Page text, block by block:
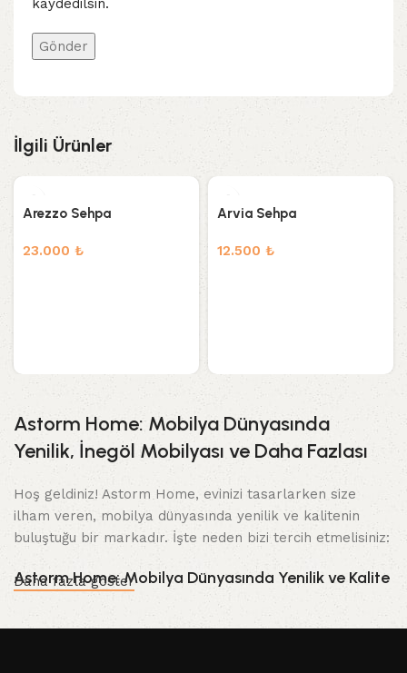
kaydedilsin.
İlgili Ürünler
Arezzo Sehpa
23.000 ₺
Arvia Sehpa
12.500 ₺
Astorm Home: Mobilya Dünyasında
Yenilik, İnegöl Mobilyası ve Daha Fazlası
Hoş geldiniz! Astorm Home, evinizi tasarlarken size
ilham veren, mobilya dünyasında yenilik ve kalitenin
buluştuğu bir markadır. İşte neden bizi tercih etmelisiniz:
Astorm Home: Mobilya Dünyasında Yenilik ve Kalite
Evinizi özel ve konforlu hale getirme zamanı geldi.
Daha fazla göster